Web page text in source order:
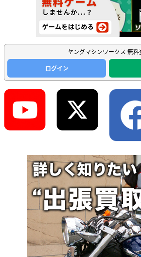
ヤングマシンワークス 無料
ログイン